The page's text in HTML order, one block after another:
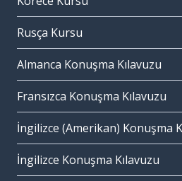
Rusça Kursu
Almanca Konuşma Kılavuzu
Fransızca Konuşma Kılavuzu
İngilizce (Amerikan) Konuşma
İngilizce Konuşma Kılavuzu